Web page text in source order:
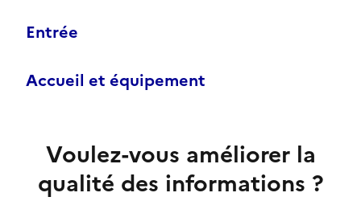
Entrée
Accueil et équipement
Voulez-vous améliorer la
qualité des informations ?